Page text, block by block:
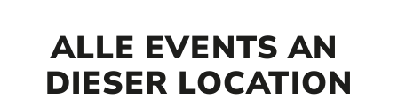
ALLE EVENTS AN
DIESER LOCATION